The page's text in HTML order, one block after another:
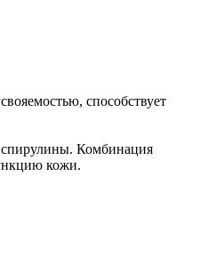
способствует
спирулины. Комбинация
кожи.